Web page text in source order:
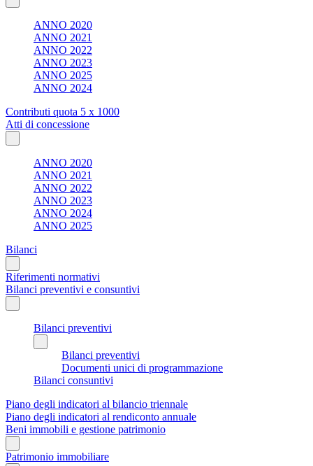
ANNO 2020
ANNO 2021
ANNO 2022
ANNO 2023
ANNO 2025
ANNO 2024
Contributi quota 5 x 1000
Atti di concessione
ANNO 2020
ANNO 2021
ANNO 2022
ANNO 2023
ANNO 2024
ANNO 2025
Bilanci
Riferimenti normativi
Bilanci preventivi e consuntivi
Bilanci preventivi
Bilanci preventivi
Documenti unici di programmazione
Bilanci consuntivi
Piano degli indicatori al bilancio triennale
Piano degli indicatori al rendiconto annuale
Beni immobili e gestione patrimonio
Patrimonio immobiliare